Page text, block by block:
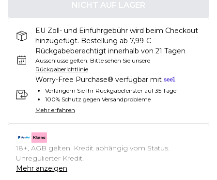
NICHT AUF LAGER
EU Zoll- und Einfuhrgebühr wird beim Checkout
hinzugefügt. Bestellung ab 7,99 €
Rückgabeberechtigt innerhalb von 21 Tagen
Ausschlüsse gelten. Bitte sehen Sie unsere
Rückgaberichtlinie
Worry-Free Purchase® verfügbar mit
Verlängern Sie Ihr Rückgabefenster auf 35 Tage
100% Schutz gegen Versandprobleme
Mehr erfahren
18+, AGB gelten. Kredit abhängig vom Status.
Unregulierter Kredit.
Mehr anzeigen